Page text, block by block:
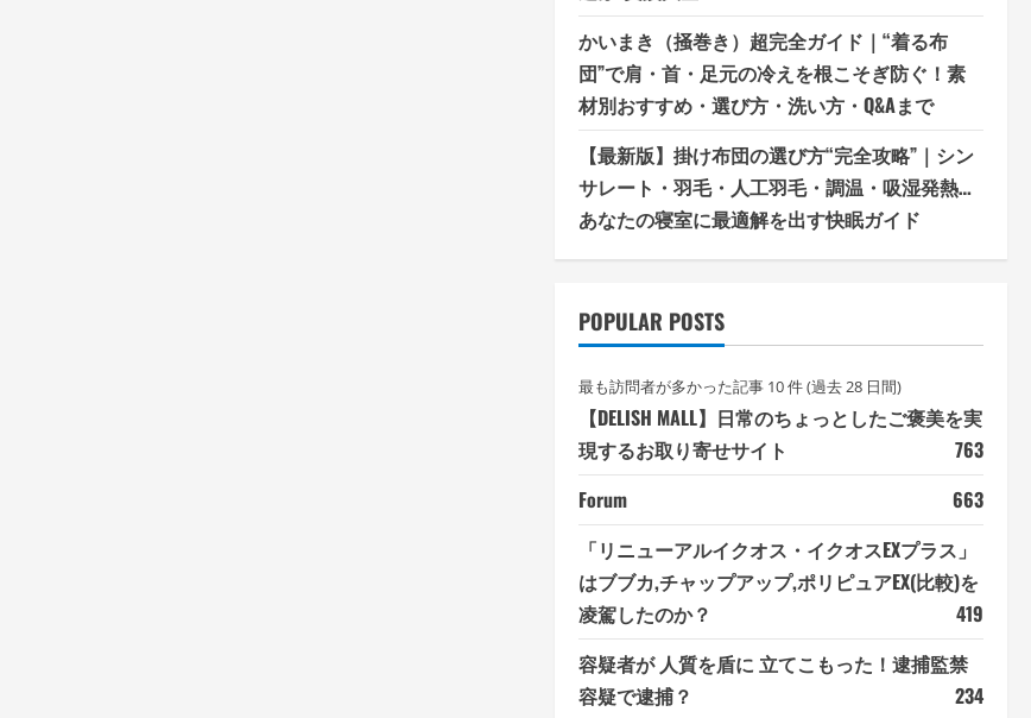
かいまき（掻巻き）超完全ガイド｜“着る布
団”で肩・首・足元の冷えを根こそぎ防ぐ！素
材別おすすめ・選び方・洗い方・Q&Aまで
【最新版】掛け布団の選び方“完全攻略”｜シン
サレート・羽毛・人工羽毛・調温・吸湿発熱…
あなたの寝室に最適解を出す快眠ガイド
POPULAR POSTS
最も訪問者が多かった記事 10 件 (過去 28 日間)
【DELISH MALL】日常のちょっとしたご褒美を実
現するお取り寄せサイト
763
Forum
663
「リニューアルイクオス・イクオスEXプラス」
はブブカ,チャップアップ,ポリピュアEX(比較)を
凌駕したのか？
419
容疑者が 人質を盾に 立てこもった！逮捕監禁
容疑で逮捕？
234